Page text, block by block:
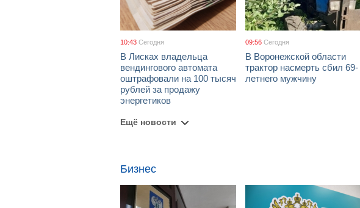
10:43 Сегодня
В Лисках владельца
вендингового автомата
оштрафовали на 100 тысяч
рублей за продажу
энергетиков
09:56 Сегодня
В Воронежской области
трактор насмерть сбил 69-
летнего мужчину
Ещё новости
Бизнес